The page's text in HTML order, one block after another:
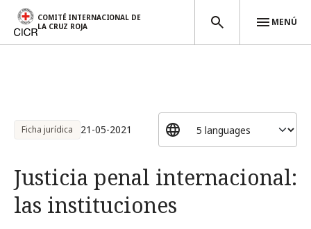
COMITÉ INTERNACIONAL DE
LA CRUZ ROJA
MENÚ
Ficha jurídica 21-05-2021
Justicia penal internacional:
las instituciones